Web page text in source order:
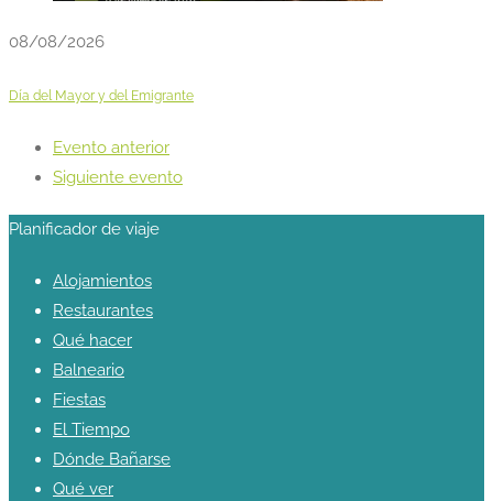
08/08/2026
Día del Mayor y del Emigrante
Evento anterior
Siguiente evento
Planificador de viaje
Alojamientos
Restaurantes
Qué hacer
Balneario
Fiestas
El Tiempo
Dónde Bañarse
Qué ver